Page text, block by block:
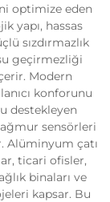
optimize eden
yapı, hassas
sızdırmazlık
geçirmezliği
Modern
konforunu
destekleyen
sensörleri
Alüminyum çatı
ticari ofisler,
binaları ve
kapsar. Bu